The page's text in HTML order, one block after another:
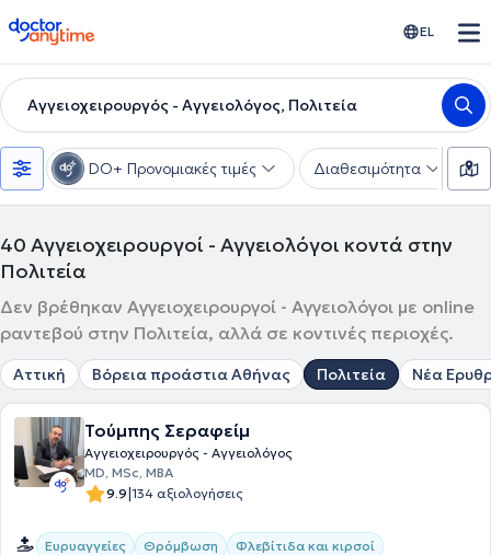
doctoranytime EL
Αγγειοχειρουργός - Αγγειολόγος, Πολιτεία
DO+ Προνομιακές τιμές Διαθεσιμότητα
40 Αγγειοχειρουργοί - Αγγειολόγοι κοντά στην
Πολιτεία
Δεν βρέθηκαν Αγγειοχειρουργοί - Αγγειολόγοι με online
ραντεβού στην Πολιτεία, αλλά σε κοντινές περιοχές.
Αττική Βόρεια προάστια Αθήνας Πολιτεία Νέα
Τούμπης Σεραφείμ
Αγγειοχειρουργός - Αγγειολόγος
MD, MSc, MBA
9.9|134 αξιολογήσεις
Ευρυαγγείες Θρόμβωση Φλεβίτιδα και κιρσοί